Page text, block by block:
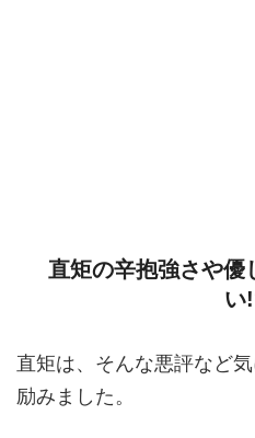
直矩の辛抱強さや優
い
直矩は、そんな悪評など
励みました。